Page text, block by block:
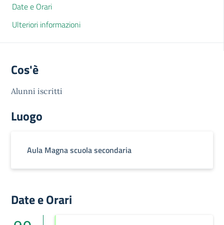
Date e Orari
Ulteriori informazioni
Cos'è
Alunni iscritti
Luogo
Aula Magna scuola secondaria
Date e Orari